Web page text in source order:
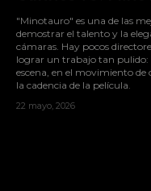
"Minotauro" es una de las
demostrar el talento y la
cámaras. Hay pocos
lograr un trabajo tan pulido:
escena, en el movimiento
la cadencia de la película.
22 mayo, 2026